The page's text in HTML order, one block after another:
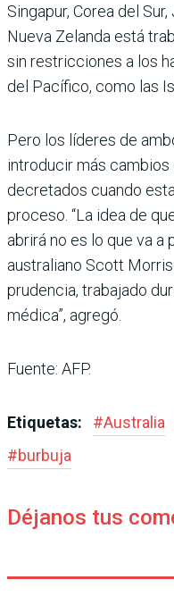
Singapur, Corea del
Nueva Zelanda está
sin restricciones a los
del Pacífico, como las
Pero los líderes de
introducir más
decretados cuando
proceso. “La idea de
abrirá no es lo que va a
australiano Scott
prudencia, trabajado
médica”, agregó.
Fuente: AFP.
Etiquetas: #Australia
#burbuja
Déjanos tus